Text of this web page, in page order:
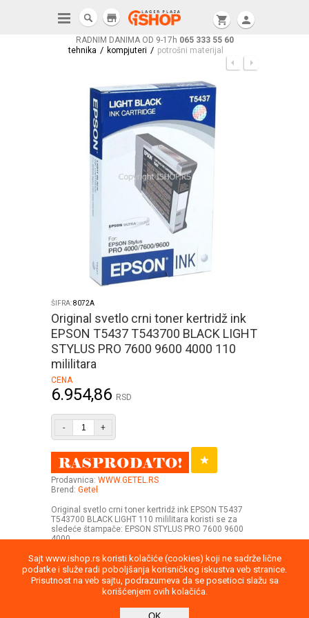
Sajt www.ishop.rs koristi kolačiće (cookies) koji ne sadrže lične
podatke i služe radi poboljšanja korisničkog iskustva veb stranice.
Prisutnost na veb sajtu, podrazumeva da se posetioci slažu sa
korišćenjem ovih kolačića.
RADNIM DANIMA OD 9-17h 065 333 55 60
shopping_cart person
store
tehnika / kompjuteri / potrošni materijal
ŠIFRA:8072A
Original svetlo crni toner kertridž ink
EPSON T5437 T543700 BLACK LIGHT
STYLUS PRO 7600 9600 4000 110
mililitara
CENA
6.954,86 RSD
- +
Prodavnica: WWW.GETEL.RS
Brend: Getel
Original svetlo crni toner kertridž ink EPSON T5437
T543700 BLACK LIGHT 110 mililitara koristi se za
sledeće štampače: EPSON STYLUS PRO 7600 9600
4000